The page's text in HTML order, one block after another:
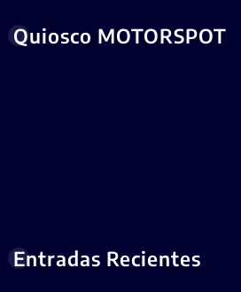
Quiosco MOTORSPOT
Entradas Recientes